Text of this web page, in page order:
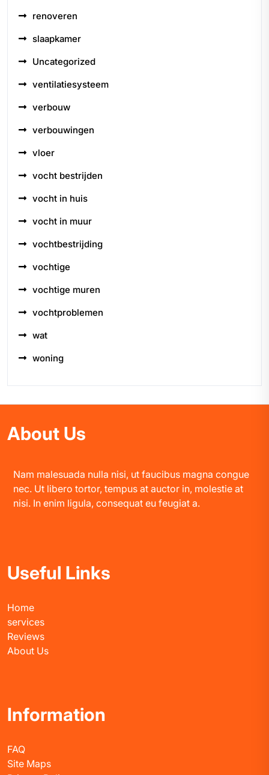
renoveren
slaapkamer
Uncategorized
ventilatiesysteem
verbouw
verbouwingen
vloer
vocht bestrijden
vocht in huis
vocht in muur
vochtbestrijding
vochtige
vochtige muren
vochtproblemen
wat
woning
About Us
Nam malesuada nulla nisi, ut faucibus magna congue
nec. Ut libero tortor, tempus at auctor in, molestie at
nisi. In enim ligula, consequat eu feugiat a.
Useful Links
Home
services
Reviews
About Us
Information
FAQ
Site Maps